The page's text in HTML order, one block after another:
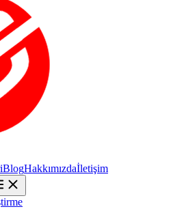
BlogHakkımızdaİletişim